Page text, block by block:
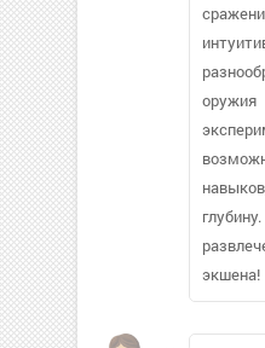
экшена!